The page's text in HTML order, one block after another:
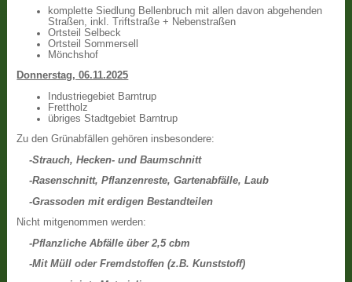
komplette Siedlung Bellenbruch mit allen davon abgehenden
Straßen, inkl. Triftstraße + Nebenstraßen
Ortsteil Selbeck
Ortsteil Sommersell
Mönchshof
Donnerstag, 06.11.2025
Industriegebiet Barntrup
Frettholz
übriges Stadtgebiet Barntrup
Zu den Grünabfällen gehören insbesondere:
-Strauch, Hecken- und Baumschnitt
-Rasenschnitt, Pflanzenreste, Gartenabfälle, Laub
-Grassoden mit erdigen Bestandteilen
Nicht mitgenommen werden:
-Pflanzliche Abfälle über 2,5 cbm
-Mit Müll oder Fremdstoffen (z.B. Kunststoff)